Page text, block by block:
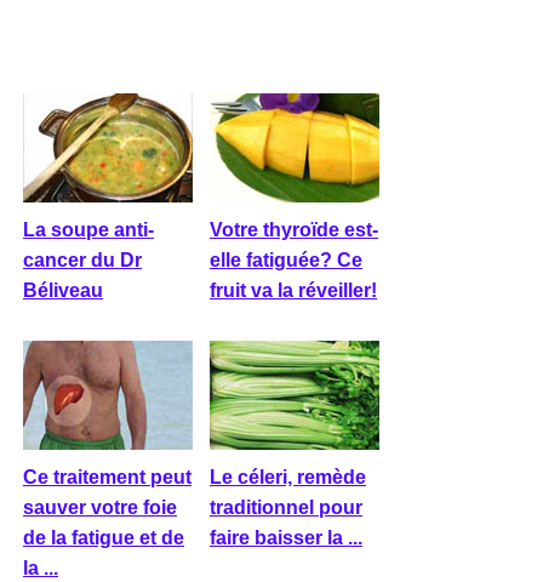
La soupe anti-
cancer du Dr
Béliveau
Votre thyroïde est-
elle fatiguée? Ce
fruit va la réveiller!
Ce traitement peut
sauver votre foie
de la fatigue et de
la ...
Le céleri, remède
traditionnel pour
faire baisser la ...